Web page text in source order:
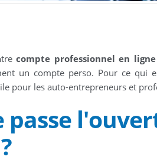
compte professionnel en
un compte perso. Pour ce
pour les auto-entrepreneurs et
passe